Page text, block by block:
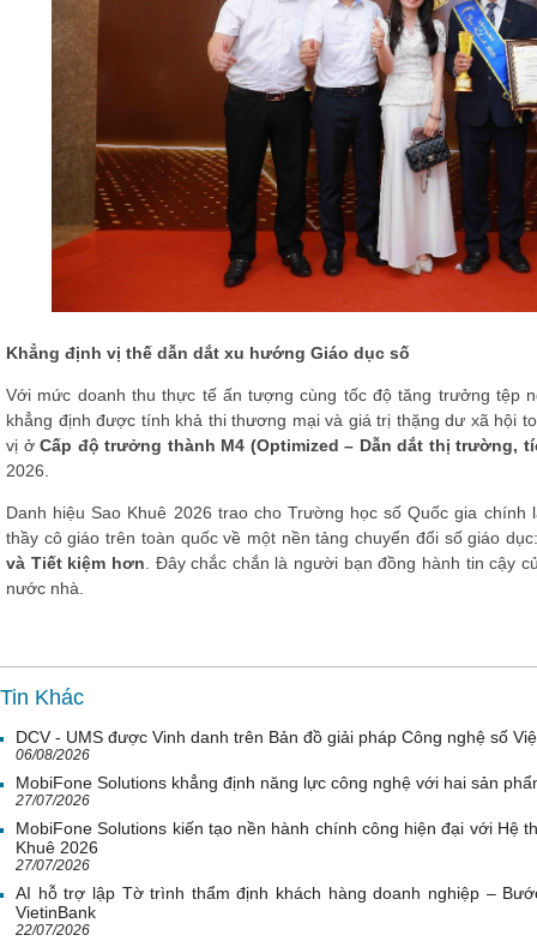
Khẳng định vị thế dẫn dắt xu hướng Giáo dục số
Với mức doanh thu thực tế ấn tượng cùng tốc độ tăng trưởng tệp
khẳng định được tính khả thi thương mại và giá trị thặng dư xã hội
vị ở Cấp độ trưởng thành M4 (Optimized – Dẫn dắt thị trường,
2026.
Danh hiệu Sao Khuê 2026 trao cho Trường học số Quốc gia
thầy cô giáo trên toàn quốc về một nền tảng chuyển đổi số giáo
và Tiết kiệm hơn. Đây chắc chắn là người bạn đồng hành tin cậy
nước nhà.
Tin Khác
DCV - UMS được Vinh danh trên Bản đồ giải pháp Công nghệ số
06/08/2026
MobiFone Solutions khẳng định năng lực công nghệ với hai sản
27/07/2026
MobiFone Solutions kiến tạo nền hành chính công hiện đại với Hệ
Khuê 2026
27/07/2026
AI hỗ trợ lập Tờ trình thẩm định khách hàng doanh nghiệp –
VietinBank
22/07/2026